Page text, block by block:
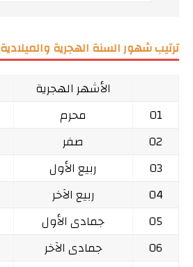
ترتيب شهور السنة الهجرية والميلادية
الأشهر الهجرية
01
محرم
02
صفر
03
ربيع الأول
04
ربيع الآخر
05
جمادى الأول
06
جمادى الآخر